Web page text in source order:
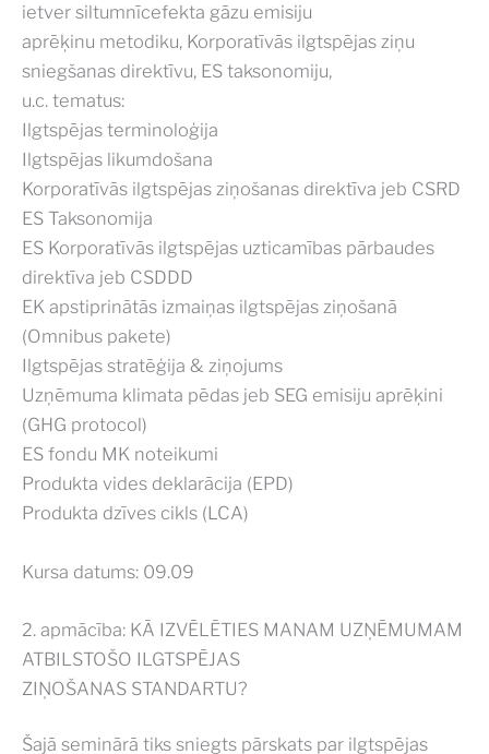
ietver siltumnīcefekta gāzu emisiju
aprēķinu metodiku, Korporatīvās ilgtspējas ziņu
sniegšanas direktīvu, ES taksonomiju,
u.c. tematus:
Ilgtspējas terminoloģija
Ilgtspējas likumdošana
Korporatīvās ilgtspējas ziņošanas direktīva jeb CSRD
ES Taksonomija
ES Korporatīvās ilgtspējas uzticamības pārbaudes
direktīva jeb CSDDD
EK apstiprinātās izmaiņas ilgtspējas ziņošanā
(Omnibus pakete)
Ilgtspējas stratēģija & ziņojums
Uzņēmuma klimata pēdas jeb SEG emisiju aprēķini
(GHG protocol)
ES fondu MK noteikumi
Produkta vides deklarācija (EPD)
Produkta dzīves cikls (LCA)
Kursa datums: 09.09
2. apmācība: KĀ IZVĒLĒTIES MANAM UZŅĒMUMAM
ATBILSTOŠO ILGTSPĒJAS
ZIŅOŠANAS STANDARTU?
Šajā seminārā tiks sniegts pārskats par ilgtspējas